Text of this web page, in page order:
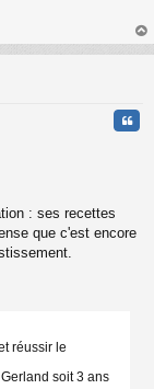
au
: ses recettes
que c'est encore
réussir le
soit 3 ans